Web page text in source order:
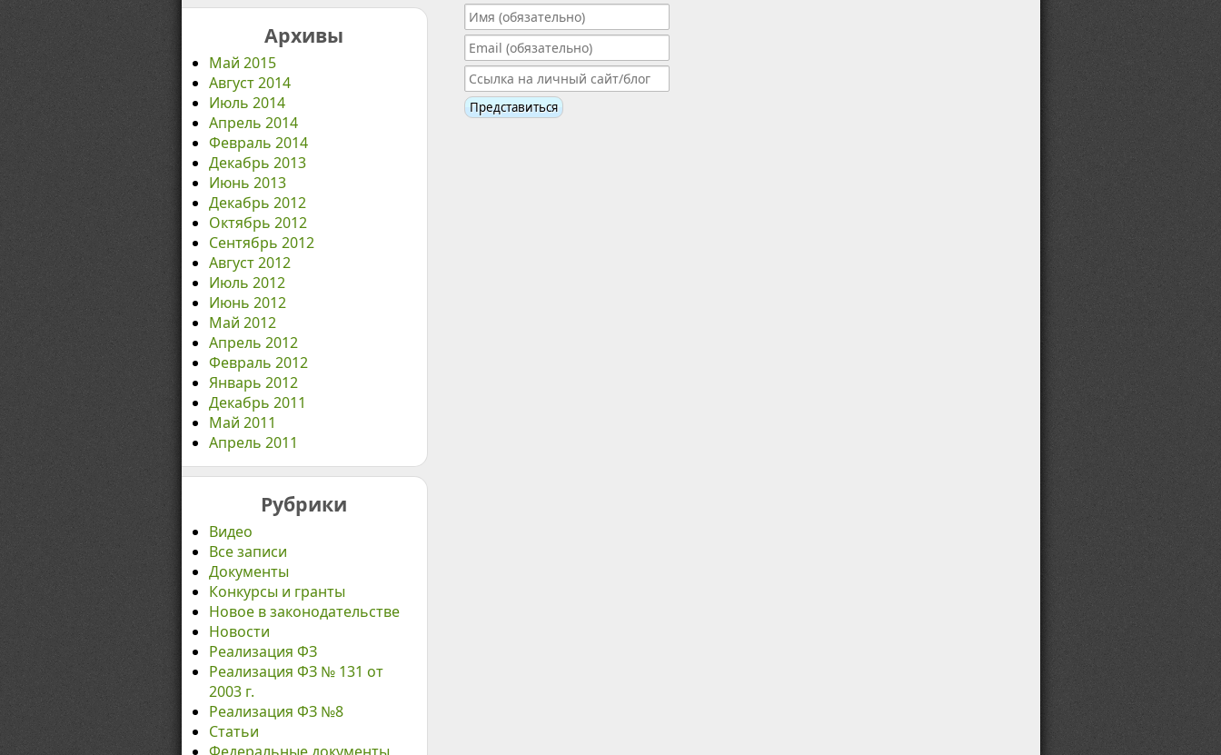
Архивы
Май 2015
Август 2014
Июль 2014
Апрель 2014
Февраль 2014
Декабрь 2013
Июнь 2013
Декабрь 2012
Октябрь 2012
Сентябрь 2012
Август 2012
Июль 2012
Июнь 2012
Май 2012
Апрель 2012
Февраль 2012
Январь 2012
Декабрь 2011
Май 2011
Апрель 2011
Рубрики
Видео
Все записи
Документы
Конкурсы и гранты
Новое в законодательстве
Новости
Реализация ФЗ
Реализация ФЗ № 131 от
2003 г.
Реализация ФЗ №8
Статьи